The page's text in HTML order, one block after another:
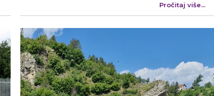
Pročitaj više...